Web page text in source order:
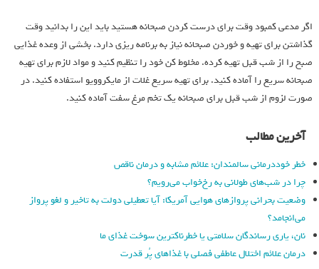
اگر مدعی کمبود وقت برای درست کردن صبحانه هستید باید این را بدانید وقت
گذاشتن برای تهیه و خوردن صبحانه نیاز به برنامه ریزی دارد. بخشی از وعده غذایی
صبح را از شب قبل تهیه کرده. مخلوط کن خود را تنظیم کنید و مواد لازم برای تهیه
صبحانه سریع را آماده کنید. برای تهیه سریع غلات از مایکروویو استفاده کنید. در
صورت لزوم از شب قبل برای صبحانه یک تخم مرغ سفت آماده کنید.
آخرین مطالب
خطر خوددرمانی سالمندان: علائم مشابه و درمان ناقص
چرا در شب‌های طولانی به رخ‌خواب می‌رویم؟
وضعیت بحرانی پروازهای هوایی آمریکا: آیا تعطیلی دولت به تاخیر و لغو پرواز
می‌انجامد؟
نان، یاری رساندگان سلامتی یا خطرناکترین سوخت غذای ما
درمان علائم اختلال عاطفی فصلی با غذاهای پُر قدرت